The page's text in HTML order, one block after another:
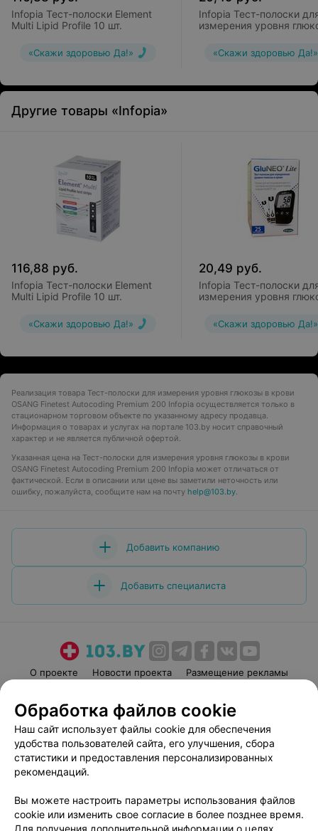
Infopia Тест-полоски Element
Multi Lipid Profile 10 шт.
«Скажи здоровью Да!»
Infopia Тест-полоски
измерения уровня
«Скажи здоровью Да!»
Другие товары «Infopia»
116,88 руб.
Infopia Тест-полоски Element
Multi Lipid Profile 10 шт.
«Скажи здоровью Да!»
20,49 руб.
Infopia Тест-полоски
измерения уровня
«Скажи здоровью Да!»
Реализация товара Тест-полоски для измерения уровня глюкозы в крови
OSANG Finetest Autocoding Premium 200 Infopia осуществляется только в
стационарном торговом объекте по указанному адресу продавца.
Информация о товарах и услугах на портале 103.by носит справочный
характер и не является публичной офертой.
Указанная цена на Тест-полоски для измерения уровня глюкозы в крови
OSANG Finetest Autocoding Premium 200 Infopia может отличаться от
фактической. Если в описании или цене вы заметили неточность или
ошибку, пожалуйста, сообщите нам на почту help@103.by.
Добавить компанию
Добавить специалиста
О проекте Новости проекта
Размещение рекламы
Пользовательское соглашение
Способы оплаты
Вакансии
Партнеры
Написать руководителю 103.by
Обработка персональных данных
Обработка файлов cookie
Наш сайт использует файлы cookie для обеспечения
удобства пользователей сайта, его улучшения, сбора
статистики и предоставления персонализированных
рекомендаций.
Вы можете настроить параметры использования файлов
cookie или изменить свое согласие в более позднее время.
Для получения дополнительной информации о целях,